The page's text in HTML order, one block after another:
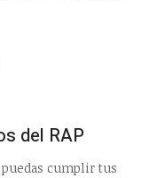
del RAP
cumplir tus